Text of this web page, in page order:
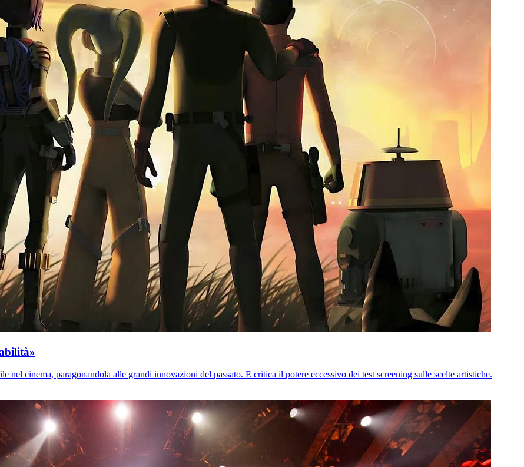
cinema, paragonandola alle grandi innovazioni del passato. E critica il potere eccessivo dei test screening sulle scelte artistiche.